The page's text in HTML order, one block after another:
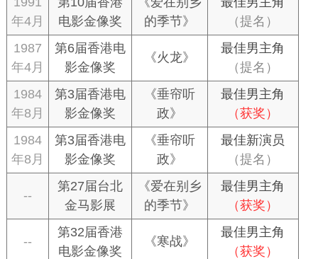
年4月
电影金像奖
的季节》
（提名）
1987
年4月
第6届香港电
影金像奖
《火龙》
最佳男主角
（提名）
1984
年8月
第3届香港电
影金像奖
《垂帘听
政》
最佳男主角
（获奖）
1984
年8月
第3届香港电
影金像奖
《垂帘听
政》
最佳新演员
（提名）
--
第27届台北
金马影展
《爱在别乡
的季节》
最佳男主角
（获奖）
--
第32届香港
电影金像奖
《寒战》
最佳男主角
（获奖）